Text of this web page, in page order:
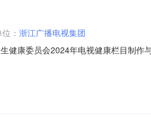
： 浙江广播电视集团
健康委员会2024年电视健康栏目制
体信息1.主要标的信息：主要标的